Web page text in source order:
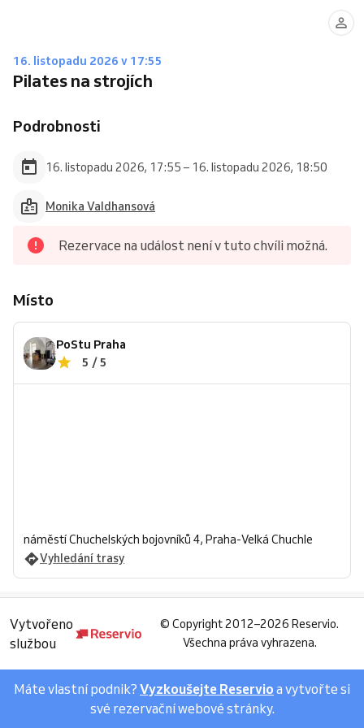
16. listopadu 2026 v 17:55
Pilates na strojích
Podrobnosti
16. listopadu 2026, 17:55 – 16. listopadu 2026, 18:50
Monika Valdhansová
Rezervace na událost není v tuto chvíli možná.
Místo
PoStu Praha
5 / 5
náměstí Chuchelských bojovníků 4, Praha-Velká Chuchle
Vyhledání trasy
Vytvořeno
službou
© Copyright 2012–2026 Reservio.
Všechna práva vyhrazena.
Máte vlastní podnik? Vyzkoušejte Reservio a vytvořte si
své rezervační webové stránky.